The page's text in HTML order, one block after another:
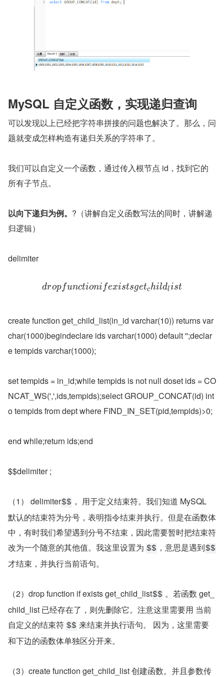
MySQL 自定义函数，实现递归查询
可以发现以上已经把字符串拼接的问题也解决了。那么，问
题就变成怎样构造有递归关系的字符串了。
我们可以自定义一个函数，通过传入根节点 id，找到它的
所有子节点。
以向下递归为例。 ?（讲解自定义函数写法的同时，讲解递
归逻辑）
delimiter
dropfunctioni fexistsgetchildlist
create function get_child_list(in_id varchar(10)) returns var
char(1000)begindeclare ids varchar(1000) default '';declar
e tempids varchar(1000);
set tempids = in_id;while tempids is not null doset ids = CO
NCAT_WS(',',ids,tempids);select GROUP_CONCAT(id) int
o tempids from dept where FIND_IN_SET(pid,tempids)>0;
end while;return ids;end
$$delimiter ;
（1） delimiter$$ ， 用于定义结束符。我们知道 MySQL
默认的结束符为分号，表明指令结束并执行。但是在函数体
中，有时我们希望遇到分号不结束，因此需要暂时把结束符
改为一个随意的其他值。我这里设置为 $$ ，意思是遇到$$
才结束，并执行当前语句。
（2）drop function if exists get_child_list$$ 。若函数 get_
child_list 已经存在了，则先删除它。注意这里需要用 当前
自定义的结束符 $$ 来结束并执行语句。 因为，这里需要
和下边的函数体单独区分开来。
（3）create function get_child_list 创建函数。并且参数传